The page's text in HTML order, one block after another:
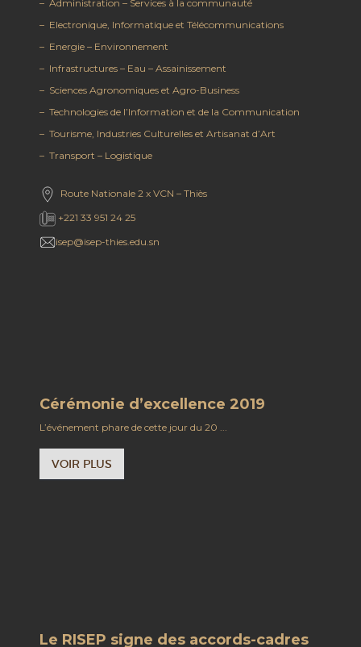
– Administration – Services à la communauté
– Electronique, Informatique et Télécommunications
– Energie – Environnement
– Infrastructures – Eau – Assainissement
– Sciences Agronomiques et Agro-Business
– Technologies de l’Information et de la Communication
– Tourisme, Industries Culturelles et Artisanat d’Art
– Transport – Logistique
Route Nationale 2 x VCN – Thiès
+221 33 951 24 25
isep@isep-thies.edu.sn
Cérémonie d’excellence 2019
L’événement phare de cette jour du 20 ...
VOIR PLUS
Le RISEP signe des accords-cadres